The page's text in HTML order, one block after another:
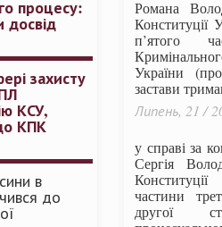
процесу:
досвід
захисту
КСУ,
КПК
в
до
Романа
Конституції
п’ятого
України (про
застави
Липень, 21 /
у справі за
Сергія
частини
другої